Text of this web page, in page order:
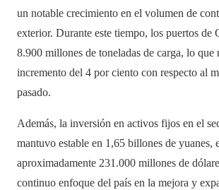
un notable crecimiento en el volumen de
exterior. Durante este tiempo, los puertos de
8.900 millones de toneladas de carga, lo que
incremento del 4 por ciento con respecto al
pasado.
Además, la inversión en activos fijos en el
mantuvo estable en 1,65 billones de yuanes,
aproximadamente 231.000 millones de
continuo enfoque del país en la mejora y